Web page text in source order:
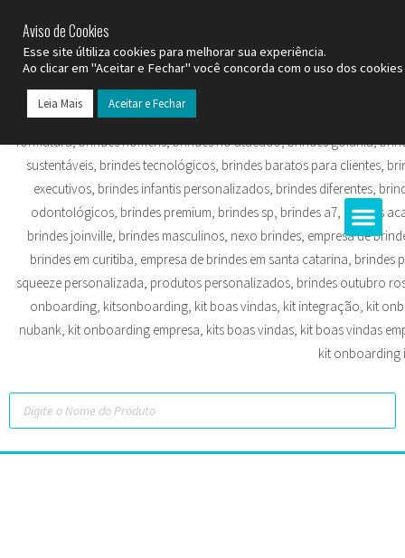
Aviso de Cookies
Esse site últiliza cookies para melhorar sua experiência.
Ao clicar em "Aceitar e Fechar" você concorda com o uso dos
Leia Mais Aceitar e Fechar